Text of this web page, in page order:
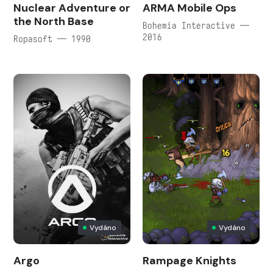
Nuclear Adventure or
the North Base
Ropasoft — 1990
ARMA Mobile Ops
Bohemia Interactive —
2016
Vydáno
Argo
Vydáno
Rampage Knights